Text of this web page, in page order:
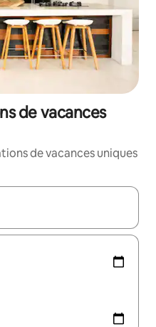
de vacances
de vacances uniques
utilisez les flèches vers le